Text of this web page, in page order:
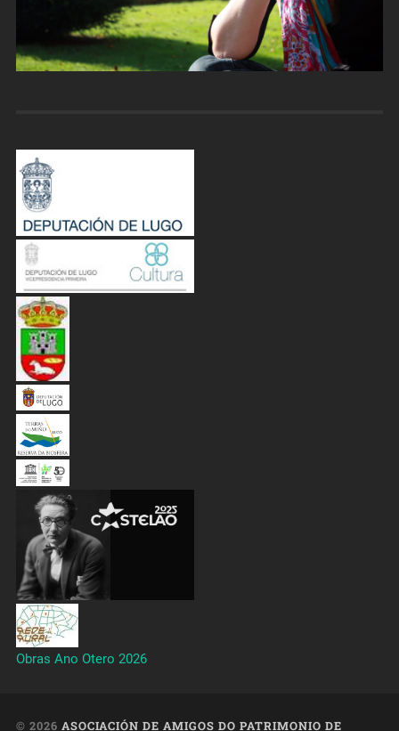
Obras Ano Otero 2026
© 2026 ASOCIACIÓN DE AMIGOS DO PATRIMONIO DE